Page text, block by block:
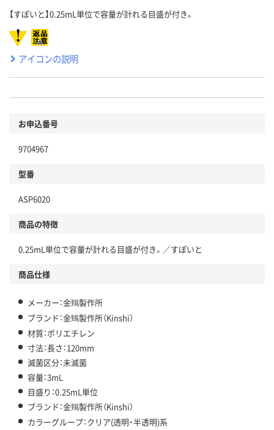
【すぽいと】0.25mL単位で容量が計れる目盛が付き。
アイコンの説明
お申込番号
9704967
型番
ASP6020
商品の特徴
0.25mL単位で容量が計れる目盛が付き。／すぽいと
商品仕様
メーカー：金鵄製作所
ブランド：金鵄製作所（Kinshi）
材質：ポリエチレン
寸法：長さ：120mm
滅菌区分：未滅菌
容量：3mL
目盛り：0.25mL単位
ブランド：金鵄製作所（Kinshi）
カラーグループ：クリア(透明・半透明)系